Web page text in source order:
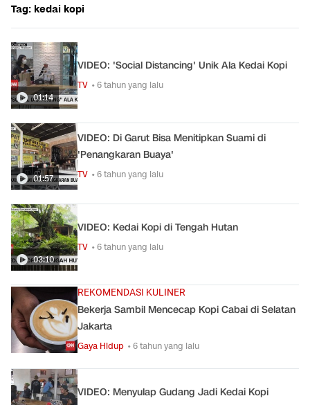
Tag: kedai kopi
01:14
VIDEO: 'Social Distancing' Unik Ala Kedai Kopi
TV • 6 tahun yang lalu
01:57
VIDEO: Di Garut Bisa Menitipkan Suami di
'Penangkaran Buaya'
TV • 6 tahun yang lalu
03:10
VIDEO: Kedai Kopi di Tengah Hutan
TV • 6 tahun yang lalu
REKOMENDASI KULINER
Bekerja Sambil Mencecap Kopi Cabai di Selatan
Jakarta
Gaya Hidup • 6 tahun yang lalu
VIDEO: Menyulap Gudang Jadi Kedai Kopi